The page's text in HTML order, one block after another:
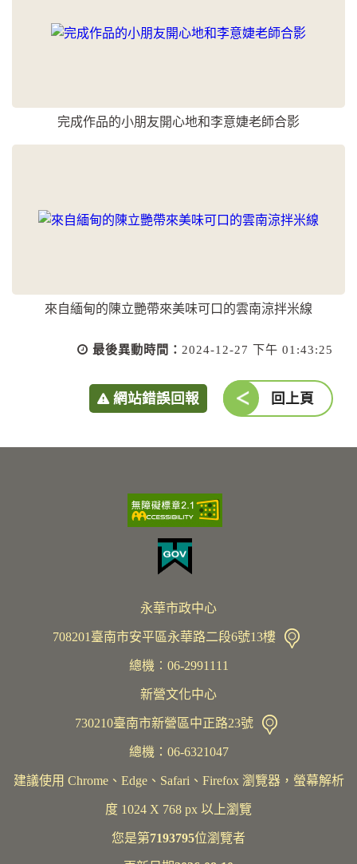
完成作品的小朋友開心地和李意婕老師合影
來自緬甸的陳立艷帶來美味可口的雲南涼拌米線
最後異動時間： 2024-12-27 下午 01:43:25
網站錯誤回報 回上頁
永華市政中心
708201臺南市安平區永華路二段6號13樓
總機︰06-2991111
新營文化中心
730210臺南市新營區中正路23號
總機：06-6321047
建議使用 Chrome、Edge、Safari、Firefox 瀏覽器，螢幕解析
度 1024 X 768 px 以上瀏覽
您是第7193795位瀏覽者